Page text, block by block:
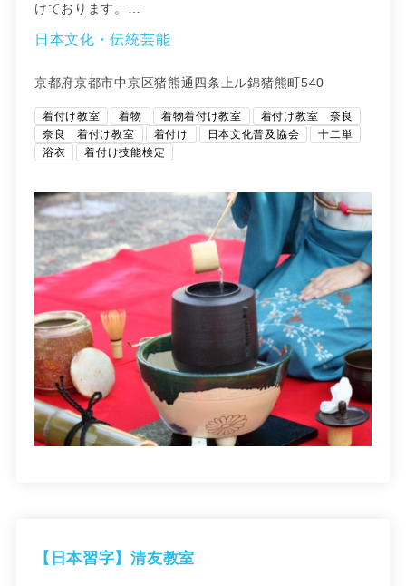
けております。…
日本文化・伝統芸能
京都府京都市中京区猪熊通四条上ル錦猪熊町540
着付け教室 着物 着物着付け教室
着付け教室 奈良
奈良 着付け教室
着付け 日本文化普及協会
十二単
浴衣
着付け技能検定
【日本習字】清友教室